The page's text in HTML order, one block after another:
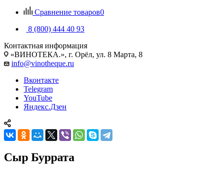
Сравнение товаров0
8 (800) 444 40 93
Контактная информация
«ВИНОТЕКА.», г. Орёл, ул. 8 Марта, 8
info@vinotheque.ru
Вконтакте
Telegram
YouTube
Яндекс.Дзен
Сыр Буррата